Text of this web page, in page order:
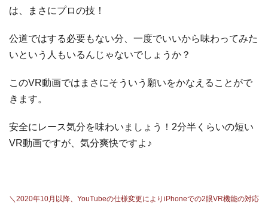
は、まさにプロの技！
公道ではする必要もない分、一度でいいから味わってみた
いという人もいるんじゃないでしょうか？
このVR動画ではまさにそういう願いをかなえることがで
きます。
安全にレース気分を味わいましょう！2分半くらいの短い
VR動画ですが、気分爽快ですよ♪
＼2020年10月以降、YouTubeの仕様変更によりiPhoneでの2眼VR機能の対応